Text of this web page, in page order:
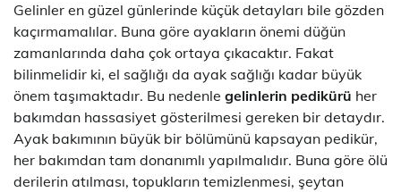
Gelinler en güzel günlerinde küçük detayları bile gözden
kaçırmamalılar. Buna göre ayakların önemi düğün
zamanlarında daha çok ortaya çıkacaktır. Fakat
bilinmelidir ki, el sağlığı da ayak sağlığı kadar büyük
önem taşımaktadır. Bu nedenle gelinlerin pedikürü her
bakımdan hassasiyet gösterilmesi gereken bir detaydır.
Ayak bakımının büyük bir bölümünü kapsayan pedikür,
her bakımdan tam donanımlı yapılmalıdır. Buna göre ölü
derilerin atılması, topukların temizlenmesi, şeytan